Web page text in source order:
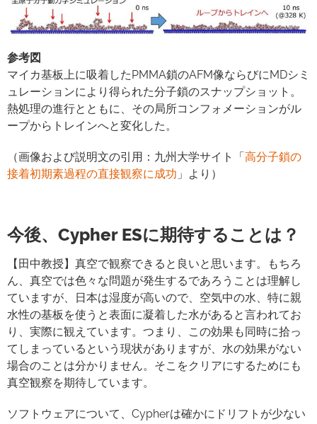
参考図
マイカ基板上に吸着したPMMA鎖のAFM像ならびにMDシミ
ュレーションにより得られた分子鎖のスナップショット。
熱処理の進行とともに、その局所コンフォメーションがル
ープからトレインへと変化した。
（画像および説明文の引用：九州大学サイト「高分子鎖の
接着初期素過程の直接観察に成功 」より）
今後、Cypher ESに期待することは？
【田中教授】真空で観察できると良いと思います。もちろ
ん、真空では色々な問題が発生するであろうことは理解し
ていますが、日本は湿度が高いので、空気中の水、特に親
水性の基板を使うと表面に凝着した水があると言われてお
り、実際に観えています。つまり、この効果も同時に拾っ
てしまっているという現状がありますが、水の効果がない
場合のことは分かりません。そこをクリアにするためにも
真空観察を期待しています。
ソフトウェアについて、Cypherは確かにドリフトが少ない